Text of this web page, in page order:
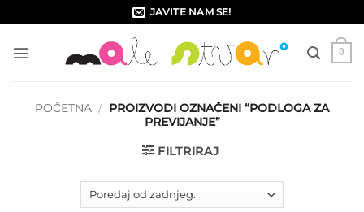
to
content
JAVITE NAM SE!
0
POČETNA / PROIZVODI OZNAČENI “PODLOGA ZA
PREVIJANJE”
FILTRIRAJ